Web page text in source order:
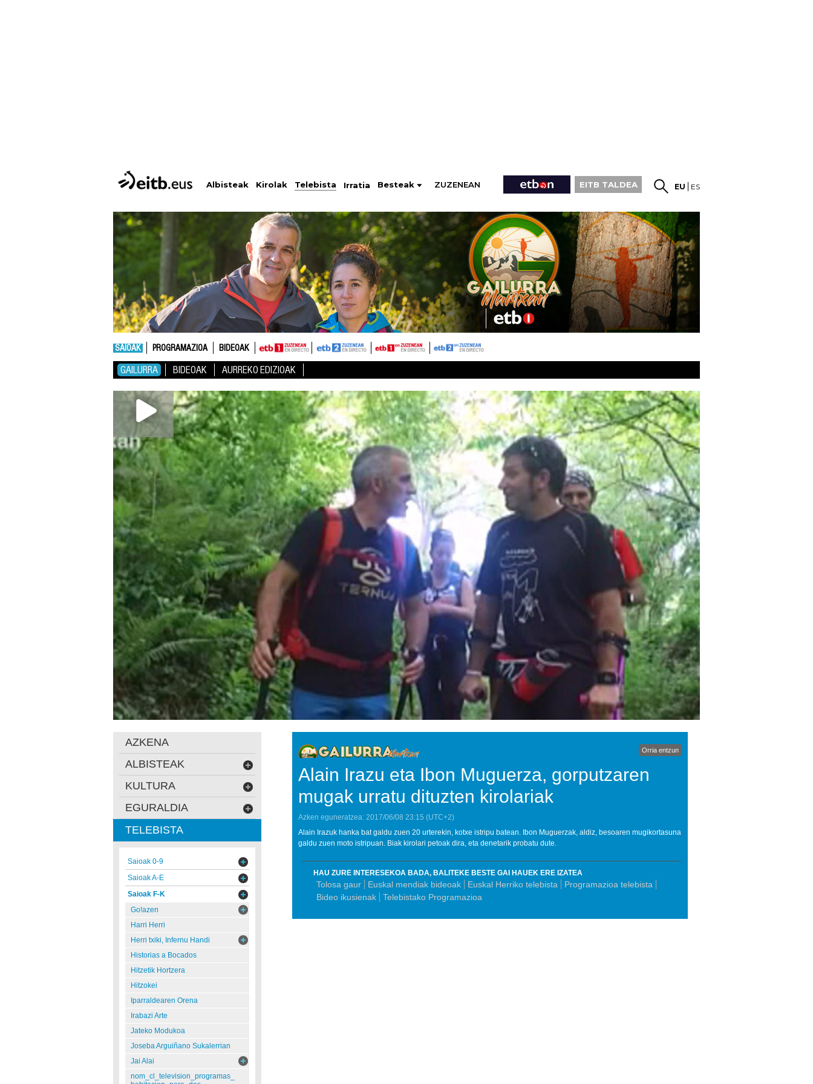
Albisteak Kirolak Telebista Irratia Besteak ZUZENEAN EITB TALDEA EU ES
SAIOAK PROGRAMAZIOA BIDEOAK
GAILURRA BIDEOAK AURREKO EDIZIOAK
Orria entzun
Alain Irazu eta Ibon Muguerza, gorputzaren
mugak urratu dituzten kirolariak
Azken eguneratzea: 2017/06/08 23:15 (UTC+2)
Alain Irazuk hanka bat galdu zuen 20 urterekin, kotxe istripu batean. Ibon Muguerzak, aldiz, besoaren mugikortasuna
galdu zuen moto istripuan. Biak kirolari petoak dira, eta denetarik probatu dute.
HAU ZURE INTERESEKOA BADA, BALITEKE BESTE GAI HAUEK ERE IZATEA
Tolosa gaur Euskal mendiak bideoak Euskal Herriko telebista
Programazioa telebista
Bideo ikusienak
Telebistako Programazioa
AZKENA
ALBISTEAK
KULTURA
EGURALDIA
TELEBISTA
Saioak 0-9
Saioak A-E
Saioak F-K
Go!azen
Harri Herri
Herri txiki, Infernu Handi
Historias a Bocados
Hitzetik Hortzera
Hitzokei
Iparraldearen Orena
Irabazi Arte
Jateko Modukoa
Joseba Arguiñano Sukalerrian
Jai Alai
nom_cl_television_programas_